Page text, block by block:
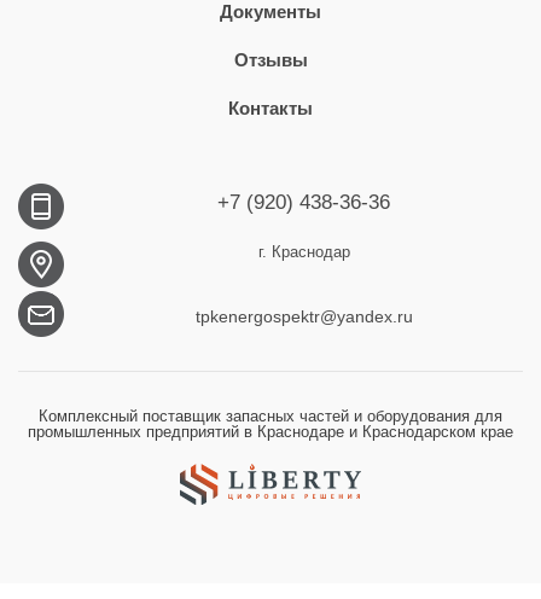
Документы
Отзывы
Контакты
+7 (920) 438-36-36
г. Краснодар
tpkenergospektr@yandex.ru
Комплексный поставщик запасных частей и оборудования для
промышленных предприятий в Краснодаре и Краснодарском крае